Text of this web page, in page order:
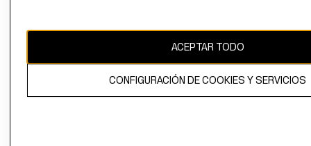
CAMBIAR REGIÓN
ACEPTAR TODO
CONFIGURACIÓN DE COOKIES Y SERVICIOS